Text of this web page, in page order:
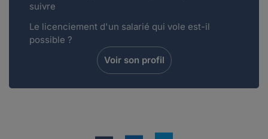
suivre
Le licenciement d'un salarié qui vole est-il
possible ?
Voir son profil